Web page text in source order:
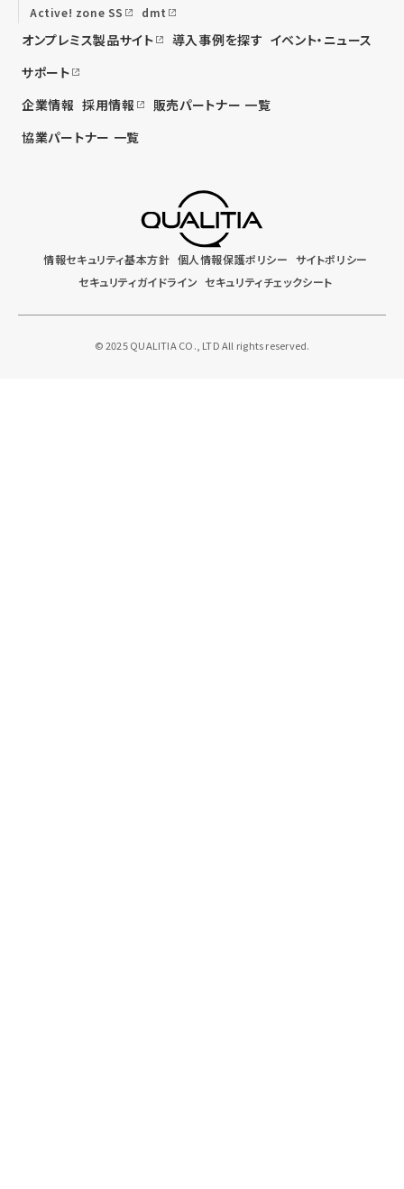
Active! zone SS dmt
オンプレミス製品サイト 導入事例を探す イベント・ニュース
サポート
企業情報 採用情報
販売パートナー 一覧
協業パートナー 一覧
情報セキュリティ基本方針 個人情報保護ポリシー サイトポリシー
セキュリティガイドライン セキュリティチェックシート
© 2025 QUALITIA CO., LTD All rights reserved.